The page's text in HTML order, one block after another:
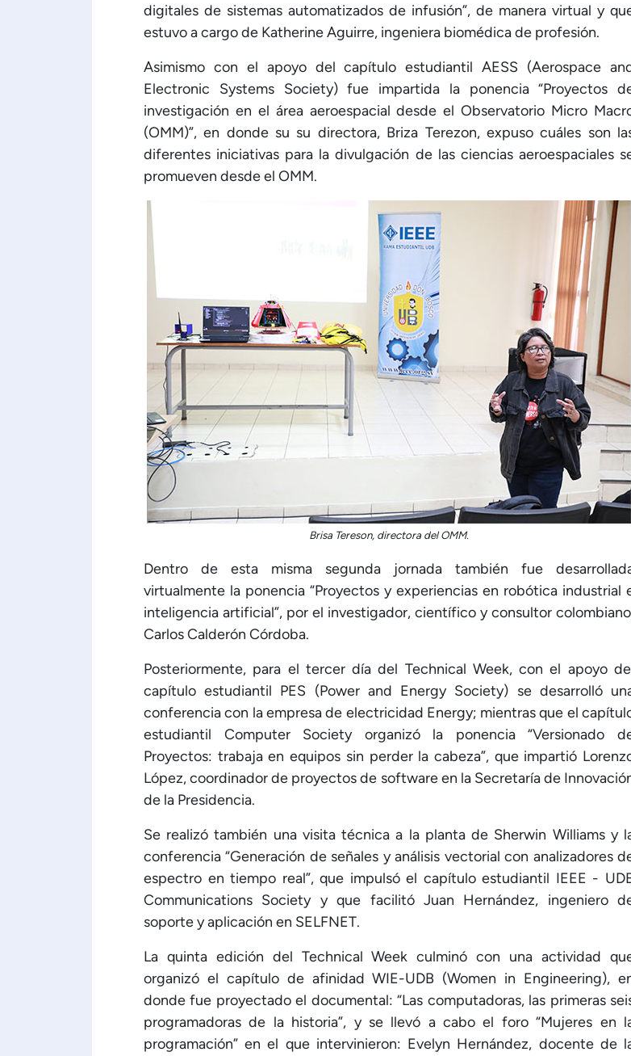
digitales de sistemas automatizados de infusión”, de manera virtual y
estuvo a cargo de Katherine Aguirre, ingeniera biomédica de profesión.
Asimismo con el apoyo del capítulo estudiantil AESS (Aerospace
Electronic Systems Society) fue impartida la ponencia “Proyectos
investigación en el área aeroespacial desde el Observatorio Micro
(OMM)”, en donde su su directora, Briza Terezon, expuso cuáles son
diferentes iniciativas para la divulgación de las ciencias aeroespaciales
promueven desde el OMM.
Brisa Tereson, directora del OMM.
Dentro de esta misma segunda jornada también fue
virtualmente la ponencia “Proyectos y experiencias en robótica industrial
inteligencia artificial”, por el investigador, científico y consultor
Carlos Calderón Córdoba.
Posteriormente, para el tercer día del Technical Week, con el apoyo
capítulo estudiantil PES (Power and Energy Society) se desarrolló
conferencia con la empresa de electricidad Energy; mientras que el
estudiantil Computer Society organizó la ponencia “Versionado
Proyectos: trabaja en equipos sin perder la cabeza”, que impartió
López, coordinador de proyectos de software en la Secretaría de
de la Presidencia.
Se realizó también una visita técnica a la planta de Sherwin Williams y
conferencia “Generación de señales y análisis vectorial con analizadores
espectro en tiempo real”, que impulsó el capítulo estudiantil IEEE -
Communications Society y que facilitó Juan Hernández, ingeniero
soporte y aplicación en SELFNET.
La quinta edición del Technical Week culminó con una actividad
organizó el capítulo de afinidad WIE-UDB (Women in Engineering),
donde fue proyectado el documental: “Las computadoras, las primeras
programadoras de la historia”, y se llevó a cabo el foro “Mujeres en
programación” en el que intervinieron: Evelyn Hernández, docente de